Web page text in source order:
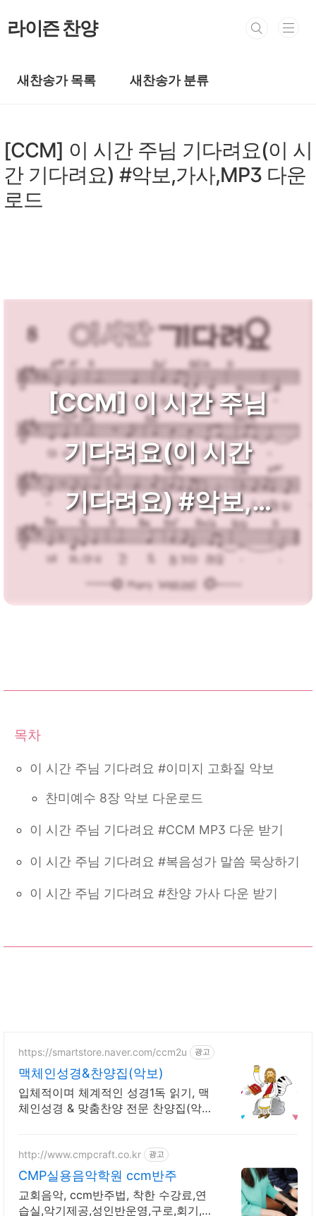
라이즌 찬양
새찬송가 목록 새찬송가 분류
[CCM] 이 시간 주님 기다려요(이 시
간 기다려요) #악보,가사,MP3 다운
로드
[CCM] 이 시간 주님
기다려요(이 시간
기다려요) #악보,
가사,MP3 다운로드
이 시간 주님 기다려요 #이미지 고화질 악보
찬미예수 8장 악보 다운로드
이 시간 주님 기다려요 #CCM MP3 다운 받기
이 시간 주님 기다려요 #복음성가 말씀 묵상하기
이 시간 주님 기다려요 #찬양 가사 다운 받기
https://smartstore.naver.com/ccm2u 광고
맥체인성경&찬양집(악보)
입체적이며 체계적인 성경1독 읽기, 맥
체인성경 & 맞춤찬양 전문 찬양집(악
http://www.cmpcraft.co.kr 광고
CMP실용음악학원 ccm반주
교회음악, ccm반주법, 착한 수강료,연
습실,악기제공,성인반운영,구로,회기,미